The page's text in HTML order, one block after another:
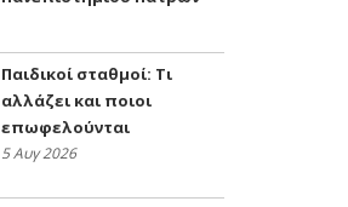
Παιδικοί σταθμοί: Τι
αλλάζει και ποιοι
επωφελούνται
5 Αυγ 2026